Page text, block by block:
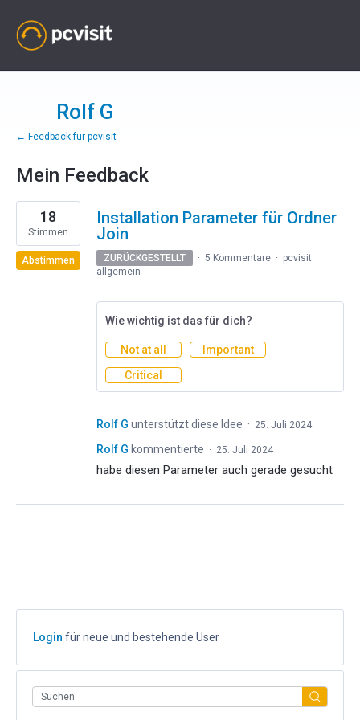
Rolf G
← Feedback für pcvisit
Mein Feedback
1
Ergebnis
gefunden
Installation Parameter für Ordner
Join
18
Stimmen
Abstimmen ZURÜCKGESTELLT · 5 Kommentare · pcvisit
allgemein
Wie wichtig ist das für dich?
Not at all
Important
Critical
Rolf G unterstützt diese Idee · 25. Juli 2024
Rolf G kommentierte · 25. Juli 2024
habe diesen Parameter auch gerade gesucht
Login für neue und bestehende User
Suchen